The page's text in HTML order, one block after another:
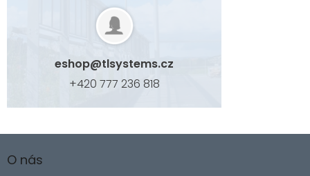
eshop@tlsystems.cz
+420 777 236 818
áO nás